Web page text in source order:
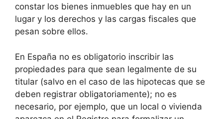
constar los bienes inmuebles que hay en un
lugar y los derechos y las cargas fiscales que
pesan sobre ellos.
En España no es obligatorio inscribir las
propiedades para que sean legalmente de su
titular (salvo en el caso de las hipotecas que se
deben registrar obligatoriamente); no es
necesario, por ejemplo, que un local o vivienda